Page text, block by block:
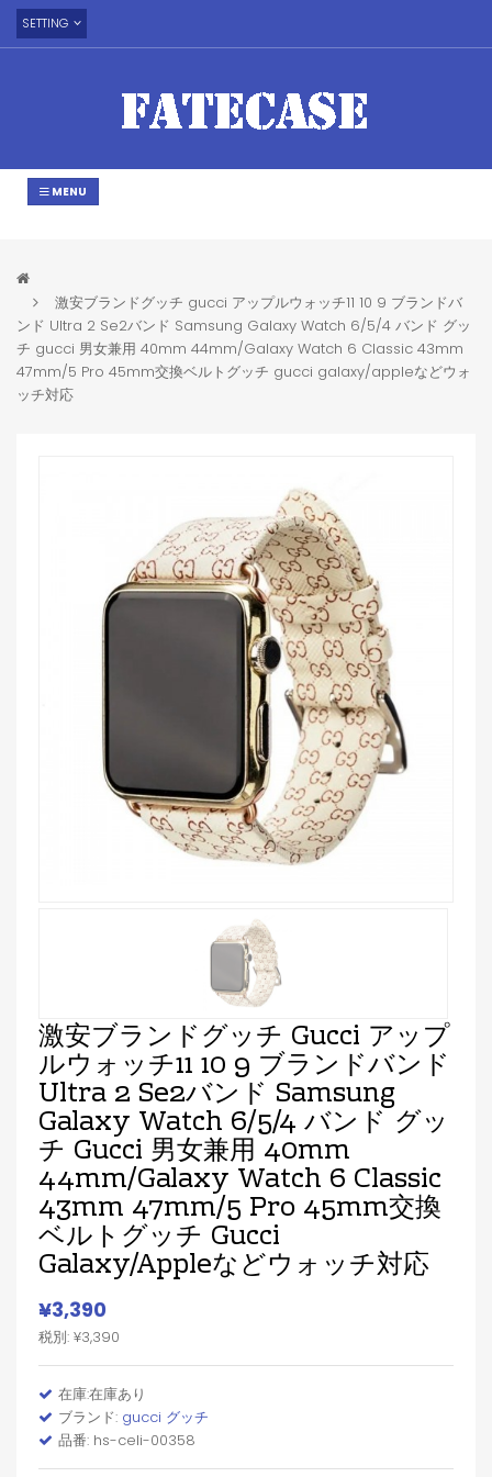
SETTING
MENU
激安ブランドグッチ gucci アップルウォッチ11 10 9 ブランドバ
ンド Ultra 2 Se2バンド Samsung Galaxy Watch 6/5/4 バンド グッ
チ gucci 男女兼用 40mm 44mm/Galaxy Watch 6 Classic 43mm
47mm/5 Pro 45mm交換ベルトグッチ gucci galaxy/appleなどウォ
ッチ対応
激安ブランドグッチ Gucci アップ
ルウォッチ11 10 9 ブランドバンド
Ultra 2 Se2バンド Samsung
Galaxy Watch 6/5/4 バンド グッ
チ Gucci 男女兼用 40mm
44mm/Galaxy Watch 6 Classic
43mm 47mm/5 Pro 45mm交換
ベルトグッチ Gucci
Galaxy/appleなどウォッチ対応
¥3,390
税別: ¥3,390
在庫:在庫あり
ブランド: gucci グッチ
品番: hs-celi-00358